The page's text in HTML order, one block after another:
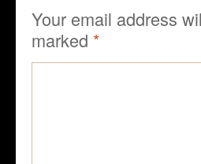
Your email address
marked *